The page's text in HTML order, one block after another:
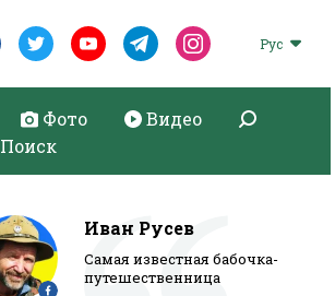
Рус
Фото
Видео
Поиск
Иван Русев
Самая известная бабочка-
путешественница